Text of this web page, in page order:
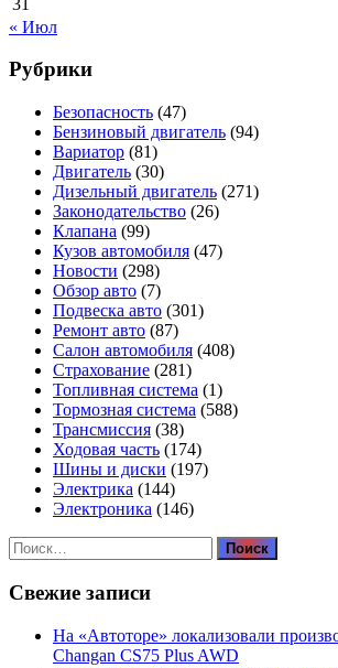
« Июл
Рубрики
Безопасность (47)
Бензиновый двигатель (94)
Вариатор (81)
Двигатель (30)
Дизельный двигатель (271)
Законодательство (26)
Клапана (99)
Кузов автомобиля (47)
Новости (298)
Обзор авто (7)
Подвеска авто (301)
Ремонт авто (87)
Салон автомобиля (408)
Страхование (281)
Топливная система (1)
Тормозная система (588)
Трансмиссия (38)
Ходовая часть (174)
Шины и диски (197)
Электрика (144)
Электроника (146)
Найти:
Свежие записи
На «Автоторе» локализовали
Changan CS75 Plus AWD